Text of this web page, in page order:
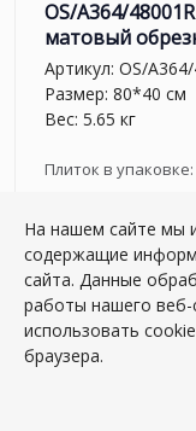
OS/A364/
матовый
Артикул: OS/
Размер: 80*40 см
Вес: 5.65 кг
Плиток в упаковке:
– +
На нашем сайте мы
содержащие
сайта. Данные
работы нашего веб-
использовать
браузера.